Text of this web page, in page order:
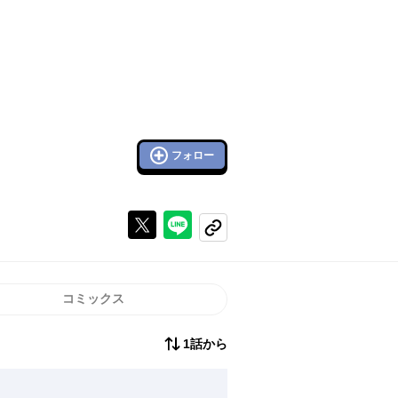
フォロー
Xで投稿するラインでシェアする
コピーする
コミックス
1話から